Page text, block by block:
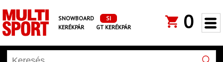
SNOWBOARD
SI
KERÉKPÁR
GT KERÉKPÁR 0